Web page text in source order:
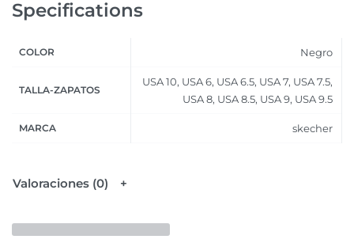
Specifications
COLOR Negro
TALLA-ZAPATOS
USA 10, USA 6, USA 6.5, USA 7, USA 7.5,
USA 8, USA 8.5, USA 9, USA 9.5
MARCA skecher
Valoraciones (0)